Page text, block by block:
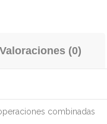
Valoraciones (0)
combinadas